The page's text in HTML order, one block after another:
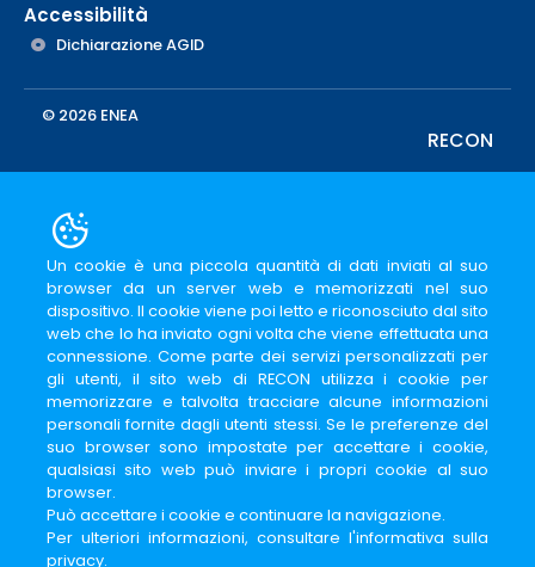
Accessibilità
Dichiarazione AGID
© 2026 ENEA
RECON
Un cookie è una piccola quantità di dati inviati al suo
browser da un server web e memorizzati nel suo
dispositivo. Il cookie viene poi letto e riconosciuto dal sito
web che lo ha inviato ogni volta che viene effettuata una
connessione. Come parte dei servizi personalizzati per
gli utenti, il sito web di RECON utilizza i cookie per
memorizzare e talvolta tracciare alcune informazioni
personali fornite dagli utenti stessi. Se le preferenze del
suo browser sono impostate per accettare i cookie,
qualsiasi sito web può inviare i propri cookie al suo
browser.
Può accettare i cookie e continuare la navigazione.
Per ulteriori informazioni, consultare l'informativa sulla
privacy.